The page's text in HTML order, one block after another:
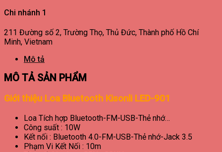
Chi nhánh 1
211 Đường số 2, Trường Thọ, Thủ Đức, Thành phố Hồ Chí
Minh, Vietnam
Mô tả
MÔ TẢ SẢN PHẨM
Giới thiệu Loa Bluetooth Kisonli LED-901
Loa Tích hợp Bluetooth-FM-USB-Thẻ nhớ…
Công suất : 10W
Kết nối : Bluetooth 4.0-FM-USB-Thẻ nhớ-Jack 3.5
Phạm Vi Kết Nối : 10m